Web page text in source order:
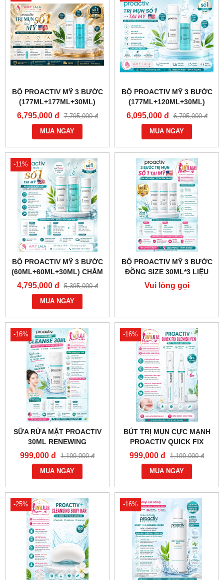
BỘ PROACTIV MỸ 3 BƯỚC
(177ML+177ML+30ML)
CHĂM SÓC DA MỤN -
0858193968 - 0944193968 -
AMYLALASHOP.COM
6,795,000 đ 7,795,000 đ
MUA NGAY
BỘ PROACTIV MỸ 3 BƯỚC
(177ML+120ML+30ML)
CHĂM SÓC DA MỤN -
0858193968 - 0944193968 -
AMYLALASHOP.COM
6,095,000 đ 6,795,000 đ
MUA NGAY
-11%
BỘ PROACTIV MỸ 3 BƯỚC
(60ML+60ML+30ML) CHĂM
SÓC DA MỤN - 0858193968
- 0944193968 -
AMYLALASHOP.COM
4,795,000 đ 5,395,000 đ
MUA NGAY
BỘ PROACTIV MỸ 3 BƯỚC
ĐỒNG SIZE 30ML*3 LIỆU
TRÌNH CHĂM SÓC DA MỤN
- 0858193968 - 0944193968
Vui lòng gọi
-16%
SỮA RỬA MẶT PROACTIV
30ML RENEWING
CLEANSER TRỊ MỤN
TRẮNG DA - 0858193968 -
0944193968 -
AMYLALASHOP.COM -
999,000 đ 1,199,000 đ
MUA NGAY
-16%
BÚT TRỊ MỤN CỰC MẠNH
PROACTIV QUICK FIX
BLEMISH PEN 6% SULFUR
HIỆU QUẢ NHANH (6ML) -
0858193968 - 0944193968 -
AMYLALASHOP.COM -
999,000 đ 1,199,000 đ
MUA NGAY
-25% -16%